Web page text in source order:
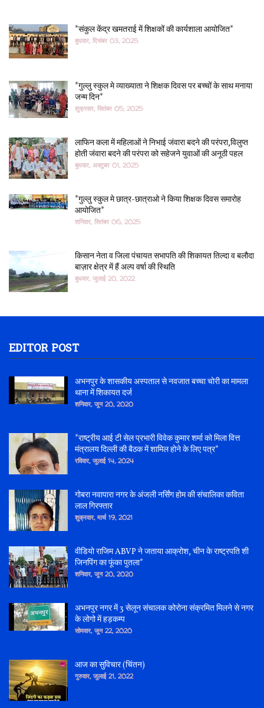
*संकुल केंद्र खमतराई में शिक्षकों की कार्यशाला आयोजित*
बुधवार, दिसंबर 03, 2025
*गुल्लु स्कुल मे व्याख्याता ने शिक्षक दिवस पर बच्चों के साथ मनाया
जन्म दिन*
शुक्रवार, सितंबर 05, 2025
लाफिन कला में महिलाओं ने निभाई जंवारा बदने की परंपरा,विलुप्त
होती जंवारा बदने की परंपरा को सहेजने युवाओं की अनूठी पहल
बुधवार, अक्टूबर 01, 2025
*गुल्लु स्कुल मे छात्र-छात्राओ ने किया शिक्षक दिवस समारोह
आयोजित*
शनिवार, सितंबर 06, 2025
किसान नेता व जिला पंचायत सभापति की शिकायत तिल्दा व बलौदा
बाज़ार क्षेत्र में हैं अल्प वर्षा की स्थिति
बुधवार, जुलाई 20, 2022
EDITOR POST
अभनपुर के शासकीय अस्पताल से नवजात बच्चा चोरी का मामला
थाना में शिकायत दर्ज
शनिवार, जून 20, 2020
*राष्ट्रीय आई टी सेल प्रभारी विवेक कुमार शर्मा को मिला वित्त
मंत्रालय दिल्ली की बैठक में शामिल होने के लिए पत्र*
रविवार, जुलाई 14, 2024
गोबरा नवापारा नगर के अंजली नर्सिंग होम की संचालिका कविता
लाल गिरफ्तार
शुक्रवार, मार्च 19, 2021
वीडियो राजिम ABVP ने जताया आक्रोश, चीन के राष्ट्रपति शी
जिनपिंग का फूंका पुतला*
शनिवार, जून 20, 2020
अभनपुर नगर में 3 सेलून संचालक कोरोना संक्रमित मिलने से नगर
के लोगो में हड़कम्प
सोमवार, जून 22, 2020
आज का सुविचार (चिंतन)
गुरुवार, जुलाई 21, 2022